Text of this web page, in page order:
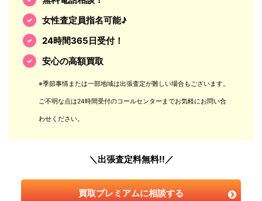
女性査定員指名可能♪
24時間365日受付！
安心の高額買取
※季節事情または一部地域は出張査定が難しい場合もございます。
ご不明な点は24時間受付のコールセンターまでお気軽にお問い合
わせください。
＼出張査定料無料!!／
買取プレミアムに相談する